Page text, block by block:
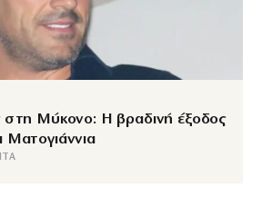
στη Μύκονο: Η βραδινή έξοδος